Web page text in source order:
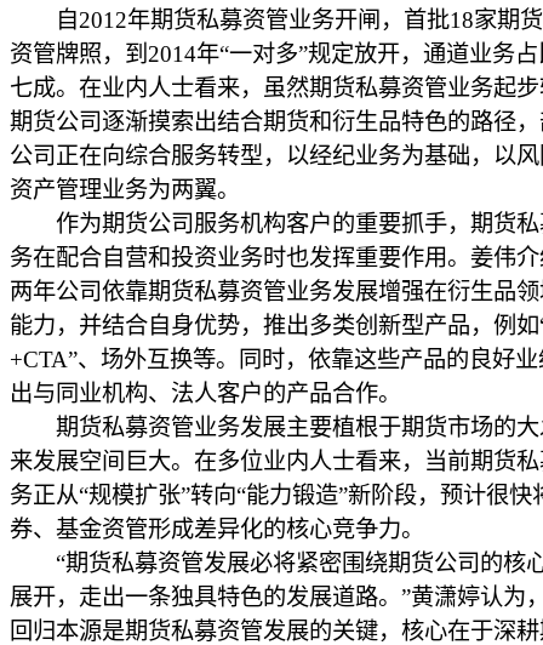
自2012年期货私募资管业务开闸，首批18家期
资管牌照，到2014年“一对多”规定放开，通道业务
七成。在业内人士看来，虽然期货私募资管业务起
期货公司逐渐摸索出结合期货和衍生品特色的路径
公司正在向综合服务转型，以经纪业务为基础，以
资产管理业务为两翼。
作为期货公司服务机构客户的重要抓手，期货私
务在配合自营和投资业务时也发挥重要作用。姜伟
两年公司依靠期货私募资管业务发展增强在衍生品
能力，并结合自身优势，推出多类创新型产品，例如
+CTA”、场外互换等。同时，依靠这些产品的良好
出与同业机构、法人客户的产品合作。
期货私募资管业务发展主要植根于期货市场的大
来发展空间巨大。在多位业内人士看来，当前期货
务正从“规模扩张”转向“能力锻造”新阶段，预计很快
券、基金资管形成差异化的核心竞争力。
“期货私募资管发展必将紧密围绕期货公司的核
展开，走出一条独具特色的发展道路。”黄潇婷认为
回归本源是期货私募资管发展的关键，核心在于深